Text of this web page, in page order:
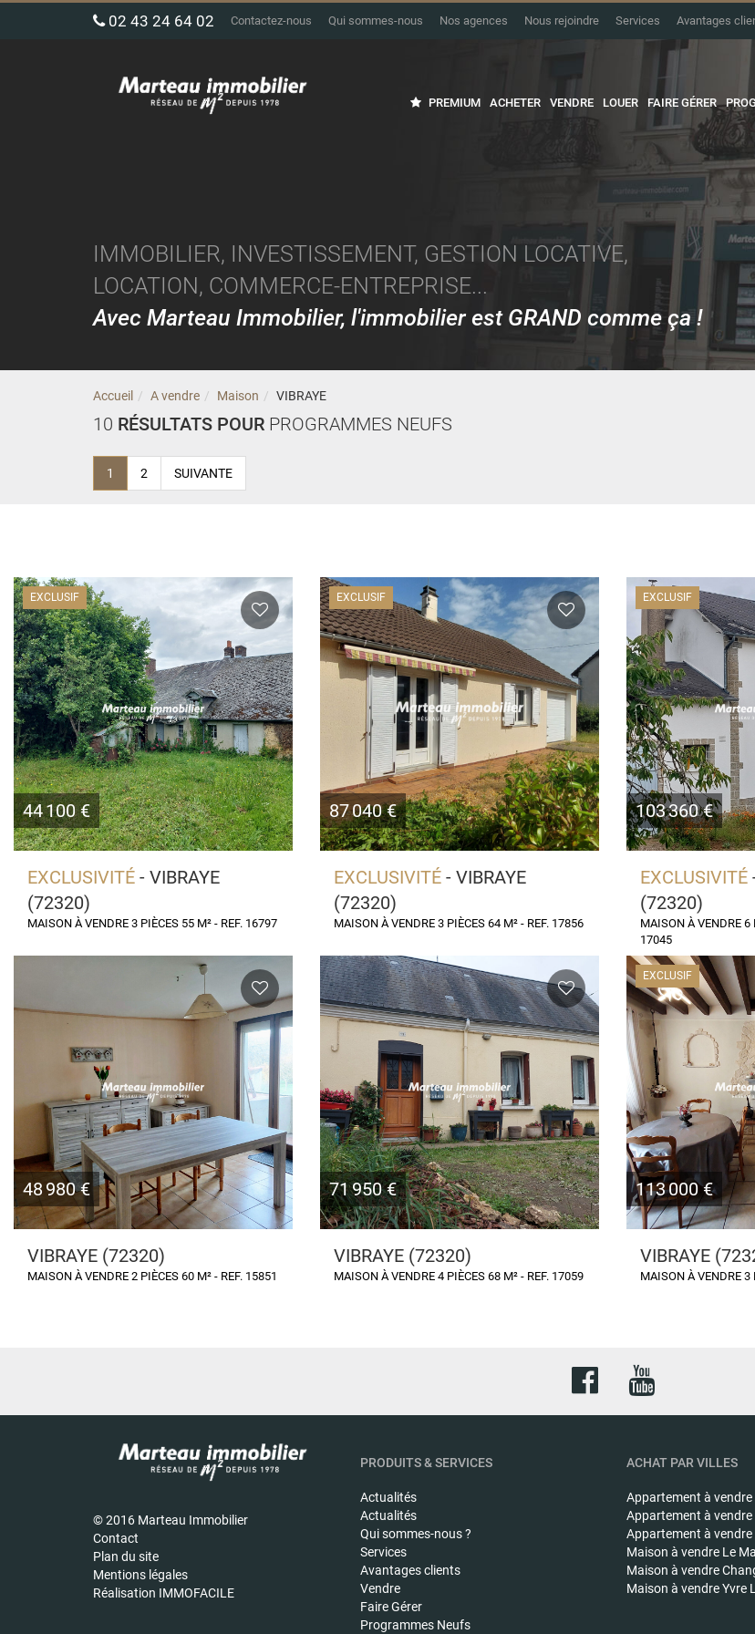
02 43 24 64 02 Contactez-nous Qui sommes-nous Nos agences Nous rejoindre Services Avantages
PREMIUM ACHETER VENDRE LOUER FAIRE GÉRER
IMMOBILIER, INVESTISSEMENT, GESTION LOCATIVE,
LOCATION, COMMERCE-ENTREPRISE...
Avec Marteau Immobilier, l'immobilier est GRAND comme ça !
Accueil A vendre Maison VIBRAYE
10 RÉSULTATS POUR PROGRAMMES NEUFS
1 2 SUIVANTE
EXCLUSIF
44 100 €
EXCLUSIVITÉ - VIBRAYE
(72320)
MAISON À VENDRE 3 PIÈCES 55 M² - REF. 16797
EXCLUSIF
87 040 €
EXCLUSIVITÉ - VIBRAYE
(72320)
MAISON À VENDRE 3 PIÈCES 64 M² - REF. 17856
EXCLUSIF
103 360 €
EXCLUSIVITÉ
(72320)
MAISON À VENDRE 6
17045
48 980 €
VIBRAYE (72320)
MAISON À VENDRE 2 PIÈCES 60 M² - REF. 15851
71 950 €
VIBRAYE (72320)
MAISON À VENDRE 4 PIÈCES 68 M² - REF. 17059
EXCLUSIF
113 000 €
VIBRAYE
MAISON À VENDRE 3
© 2016 Marteau Immobilier
Contact
Plan du site
Mentions légales
Réalisation IMMOFACILE
PRODUITS & SERVICES
Actualités
Actualités
Qui sommes-nous ?
Services
Avantages clients
Vendre
Faire Gérer
Programmes Neufs
ACHAT PAR VILLES
Appartement à vendre
Appartement à vendre
Appartement à vendre
Maison à vendre Le
Maison à vendre
Maison à vendreYvre